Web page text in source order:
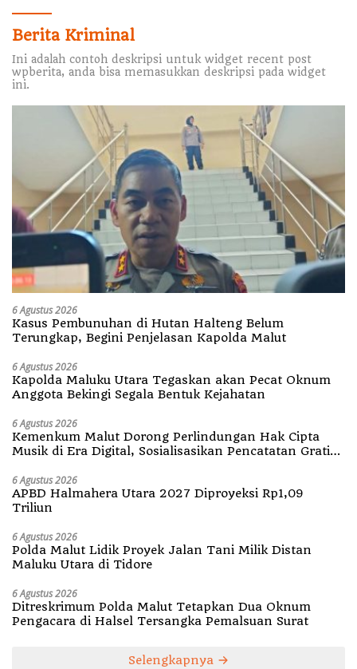
Berita Kriminal
Ini adalah contoh deskripsi untuk widget recent post
wpberita, anda bisa memasukkan deskripsi pada widget
ini.
6 Agustus 2026
Kasus Pembunuhan di Hutan Halteng Belum
Terungkap, Begini Penjelasan Kapolda Malut
6 Agustus 2026
Kapolda Maluku Utara Tegaskan akan Pecat Oknum
Anggota Bekingi Segala Bentuk Kejahatan
6 Agustus 2026
Kemenkum Malut Dorong Perlindungan Hak Cipta
Musik di Era Digital, Sosialisasikan Pencatatan Gratis
6 Agustus 2026
APBD Halmahera Utara 2027 Diproyeksi Rp1,09
Triliun
6 Agustus 2026
Polda Malut Lidik Proyek Jalan Tani Milik Distan
Maluku Utara di Tidore
6 Agustus 2026
Ditreskrimum Polda Malut Tetapkan Dua Oknum
Pengacara di Halsel Tersangka Pemalsuan Surat
Selengkapnya